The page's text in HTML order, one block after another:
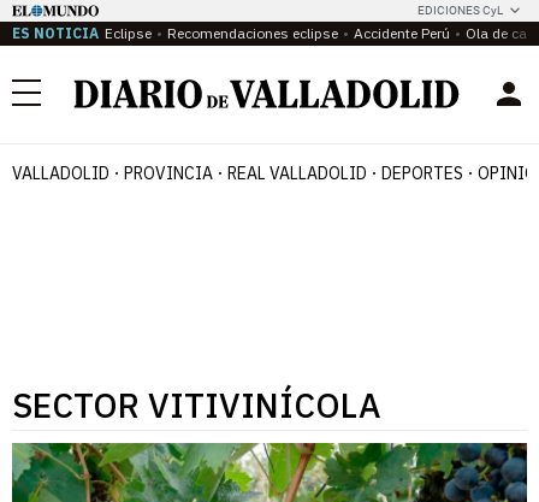
EDICIONES CyL
ES NOTICIA Eclipse Recomendaciones eclipse Accidente Perú Ola de
Menú
VALLADOLID PROVINCIA REAL VALLADOLID DEPORTES
SECTOR VITIVINÍCOLA